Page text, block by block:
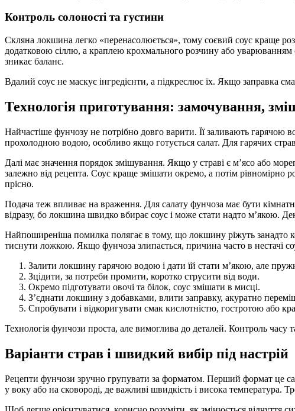
Контроль солоності та густини
Скляна локшина легко «перенасолюється», тому соєвий соус краще
додатковою сіллю, а краплею крохмального розчину або
зникає баланс.
Вдалий соус не маскує інгредієнти, а підкреслює їх. Якщо заправка
Технологія приготування: замочування,
Найчастіше фунчозу не потрібно довго варити. Її заливають
прохолодною водою, особливо якщо готується салат. Для гарячих
Далі має значення порядок змішування. Якщо у страві є м’ясо або
залежно від рецепта. Соус краще змішати окремо, а потім рівномірно
прісно.
Подача теж впливає на враження. Для салату фунчоза має бути
відразу, бо локшина швидко вбирає соус і може стати надто м’якою.
Найпоширеніша помилка полягає в тому, що локшину ріжуть занадто
тиснути ложкою. Якщо фунчоза злипається, причина часто в нестачі
Залити локшину гарячою водою і дати їй стати м’якою, але
Зцідити, за потреби промити, коротко струсити від води.
Окремо підготувати овочі та білок, соус змішати в мисці.
З’єднати локшину з добавками, влити заправку, акуратно
Спробувати і відкоригувати смак кислотністю, гостротою або
Технологія фунчози проста, але вимоглива до деталей. Контроль часу
Варіанти страв і швидкий вибір під настрій
Рецепти фунчози зручно групувати за форматом. Перший формат це
у воку або на сковороді, де важливі швидкість і висока температура.